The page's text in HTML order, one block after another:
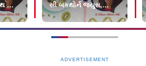
સાથે
સી બકથોર્ન જ્યુસ,
ડાયટમાં પણ હિતાવહ
ADVERTISEMENT